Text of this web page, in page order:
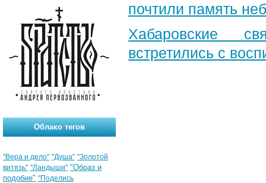
почтили память
Хабаровские
встретились с
Облако тегов
"Вера и дело" "Душа" "Золотой
витязь" "Ландыши" "Образ и
подобие" "Поделись